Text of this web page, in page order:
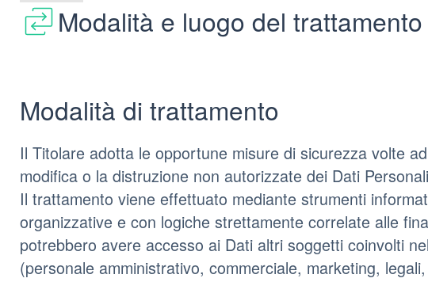
Modalità e luogo del
Modalità di trattamento
Il Titolare adotta le opportune misure di sicurezza volte
modifica o la distruzione non autorizzate dei Dati
Il trattamento viene effettuato mediante strumenti
organizzative e con logiche strettamente correlate alle
potrebbero avere accesso ai Dati altri soggetti coinvolti
(personale amministrativo, commerciale, marketing,